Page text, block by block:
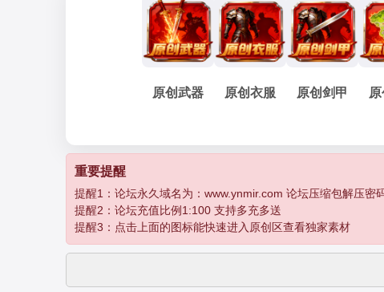
孽
› › ›
原创武器 原创衣服 原创剑甲
重要提醒
提醒1：论坛永久域名为：www.ynmir.com 论坛压缩包解压密
提醒2：论坛充值比例1:100 支持多充多送
提醒3：点击上面的图标能快速进入原创区查看独家素材